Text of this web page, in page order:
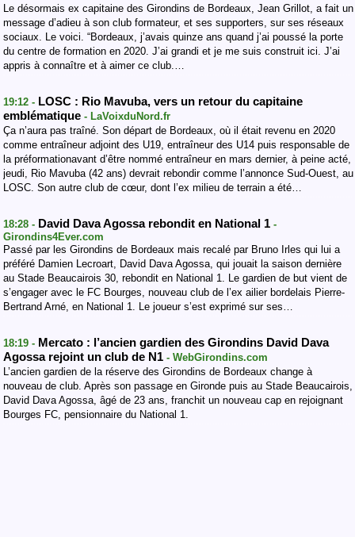
Le désormais ex capitaine des Girondins de Bordeaux, Jean Grillot, a fait un
message d’adieu à son club formateur, et ses supporters, sur ses réseaux
sociaux. Le voici. “Bordeaux, j’avais quinze ans quand j’ai poussé la porte
du centre de formation en 2020. J’ai grandi et je me suis construit ici. J’ai
appris à connaître et à aimer ce club.…
19:12 - LOSC : Rio Mavuba, vers un retour du capitaine
emblématique - LaVoixduNord.fr
Ça n’aura pas traîné. Son départ de Bordeaux, où il était revenu en 2020
comme entraîneur adjoint des U19, entraîneur des U14 puis responsable de
la préformationavant d’être nommé entraîneur en mars dernier, à peine acté,
jeudi, Rio Mavuba (42 ans) devrait rebondir comme l’annonce Sud-Ouest, au
LOSC. Son autre club de cœur, dont l’ex milieu de terrain a été…
18:28 - David Dava Agossa rebondit en National 1 -
Girondins4Ever.com
Passé par les Girondins de Bordeaux mais recalé par Bruno Irles qui lui a
préféré Damien Lecroart, David Dava Agossa, qui jouait la saison dernière
au Stade Beaucairois 30, rebondit en National 1. Le gardien de but vient de
s’engager avec le FC Bourges, nouveau club de l’ex ailier bordelais Pierre-
Bertrand Arné, en National 1. Le joueur s’est exprimé sur ses…
18:19 - Mercato : l’ancien gardien des Girondins David Dava
Agossa rejoint un club de N1 - WebGirondins.com
L’ancien gardien de la réserve des Girondins de Bordeaux change à
nouveau de club. Après son passage en Gironde puis au Stade Beaucairois,
David Dava Agossa, âgé de 23 ans, franchit un nouveau cap en rejoignant
Bourges FC, pensionnaire du National 1.